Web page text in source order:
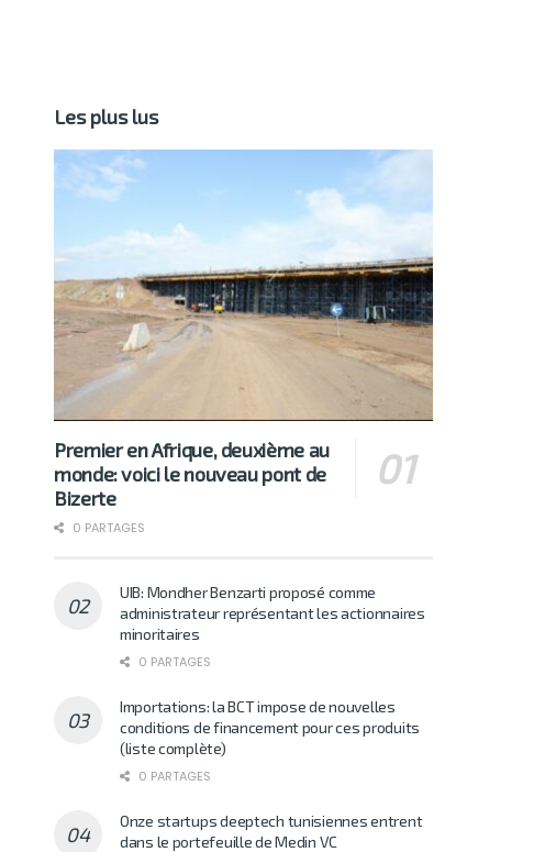
Les plus lus
Premier en Afrique, deuxième au
monde: voici le nouveau pont de
Bizerte
0 PARTAGES
UIB: Mondher Benzarti proposé comme
administrateur représentant les actionnaires
minoritaires
0 PARTAGES
Importations: la BCT impose de nouvelles
conditions de financement pour ces produits
(liste complète)
0 PARTAGES
Onze startups deeptech tunisiennes entrent
dans le portefeuille de Medin VC